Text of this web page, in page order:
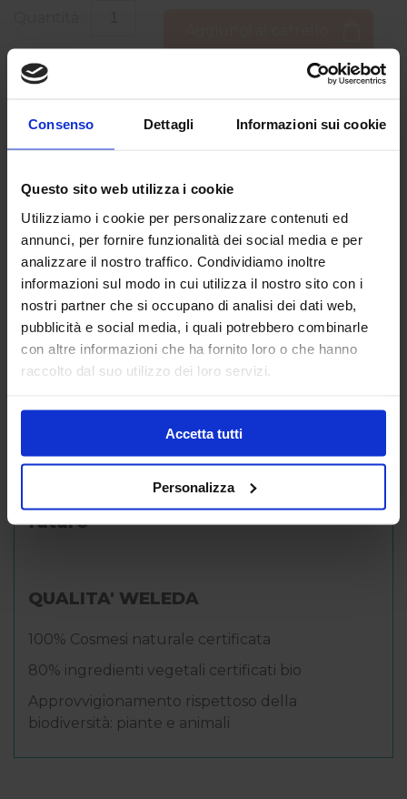
Consenso Dettagli Informazioni sui cookie
Questo sito web utilizza i cookie
Utilizziamo i cookie per personalizzare contenuti ed
annunci, per fornire funzionalità dei social media e per
analizzare il nostro traffico. Condividiamo inoltre
informazioni sul modo in cui utilizza il nostro sito con i
nostri partner che si occupano di analisi dei dati web,
pubblicità e social media, i quali potrebbero combinarle
con altre informazioni che ha fornito loro o che hanno
raccolto dal suo utilizzo dei loro servizi.
Accetta tutti
Personalizza
Sin dalla sua fondazione Weleda ha
posto grande attenzione alla
responsabilità sociale, ambientale ed
economica. I prodotti sono studiati
appositamente per rispondere alle
esigenze specifiche di ogni persona,
contribuendo al benessere in
di vendita, bensì i valori e i principi su
cui si fonda l'azienda e che
continueranno a guidarla anche in
futuro
QUALITA' WELEDA
100% Cosmesi naturale certificata
80% ingredienti vegetali certificati bio
Approvvigionamento rispettoso della
biodiversità: piante e animali